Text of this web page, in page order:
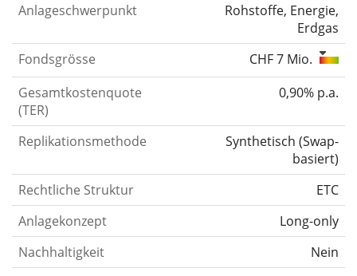
Anlageschwerpunkt
Rohstoffe, Energie,
Erdgas
Fondsgrösse
CHF 7 Mio.
Gesamtkostenquote
(TER)
0,90% p.a.
Replikationsmethode Synthetisch (Swap-
basiert)
Rechtliche Struktur
ETC
Anlagekonzept
Long-only
Nachhaltigkeit
Nein